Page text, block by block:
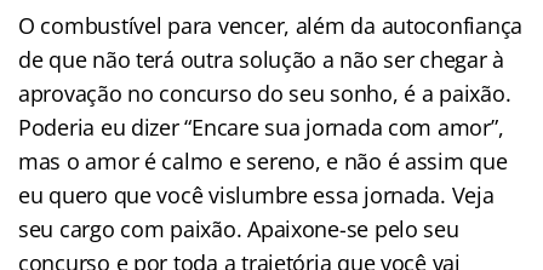
O combustível para vencer, além da autoconfiança
de que não terá outra solução a não ser chegar à
aprovação no concurso do seu sonho, é a paixão.
Poderia eu dizer “Encare sua jornada com amor”,
mas o amor é calmo e sereno, e não é assim que
eu quero que você vislumbre essa jornada. Veja
seu cargo com paixão. Apaixone-se pelo seu
concurso e por toda a trajetória que você vai